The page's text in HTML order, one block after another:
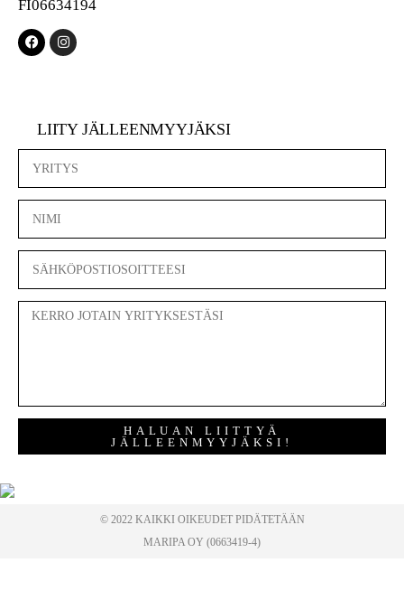
FI06634194
LIITY JÄLLEENMYYJÄKSI
HALUAN LIITTYÄ
JÄLLEENMYYJÄKSI!
© 2022 KAIKKI OIKEUDET PIDÄTETÄÄN
MARIPA OY (0663419-4)